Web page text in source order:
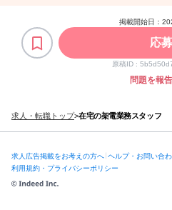
掲載開始日：
応
原稿ID :
問題を報
求人・転職トップ>在宅の架電業務スタッフ
求人広告掲載をお考えの方へ ヘルプ・お問い合
利用規約・プライバシーポリシー